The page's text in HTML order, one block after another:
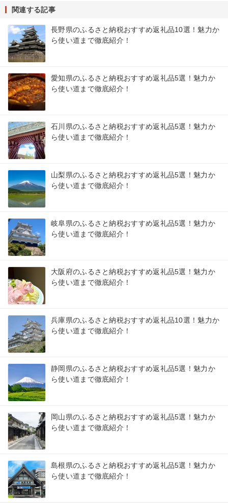
関連する記事
長野県のふるさと納税おすすめ返礼品10選！魅力か
ら使い道まで徹底紹介！
愛知県のふるさと納税おすすめ返礼品5選！魅力か
ら使い道まで徹底紹介！
石川県のふるさと納税おすすめ返礼品5選！魅力か
ら使い道まで徹底紹介！
山梨県のふるさと納税おすすめ返礼品5選！魅力か
ら使い道まで徹底紹介！
岐阜県のふるさと納税おすすめ返礼品5選！魅力か
ら使い道まで徹底紹介！
大阪府のふるさと納税おすすめ返礼品5選！魅力か
ら使い道まで徹底紹介！
兵庫県のふるさと納税おすすめ返礼品10選！魅力か
ら使い道まで徹底紹介！
静岡県のふるさと納税おすすめ返礼品5選！魅力か
ら使い道まで徹底紹介！
岡山県のふるさと納税おすすめ返礼品5選！魅力か
ら使い道まで徹底紹介！
島根県のふるさと納税おすすめ返礼品5選！魅力か
ら使い道まで徹底紹介！